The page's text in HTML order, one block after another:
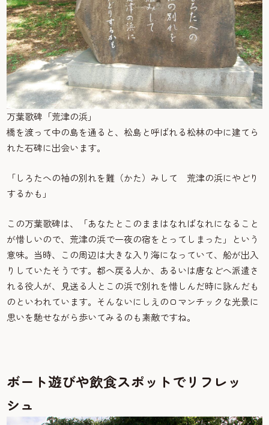
万葉歌碑「荒津の浜」
橋を渡って中の島を通ると、松島と呼ばれる松林の中に建てら
れた石碑に出会います。
「しろたへの袖の別れを難（かた）みして 荒津の浜にやどり
するかも」
この万葉歌碑は、「あなたとこのままはなればなれになること
が惜しいので、荒津の浜で一夜の宿をとってしまった」という
意味。当時、この周辺は大きな入り海になっていて、船が出入
りしていたそうです。都へ戻る人か、あるいは唐などへ派遣さ
れる役人が、見送る人とこの浜で別れを惜しんだ時に詠んだも
のといわれています。そんないにしえのロマンチックな光景に
思いを馳せながら歩いてみるのも素敵ですね。
ボート遊びや飲食スポットでリフレッ
シュ